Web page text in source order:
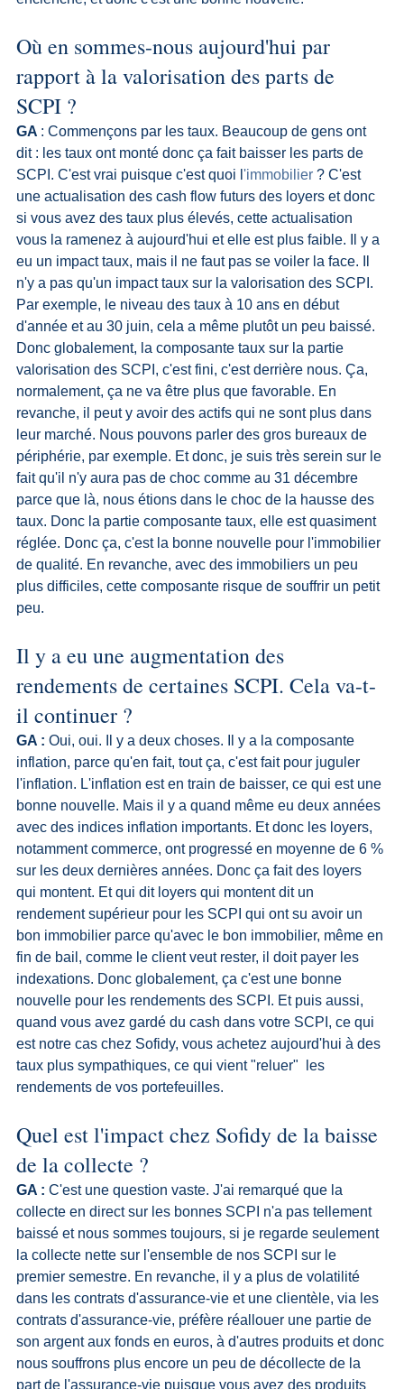
Où en sommes-nous aujourd'hui par
rapport à la valorisation des parts de
SCPI ?
GA : Commençons par les taux. Beaucoup de gens ont
dit : les taux ont monté donc ça fait baisser les parts de
SCPI. C'est vrai puisque c'est quoi l 'immobilier ? C'est
une actualisation des cash flow futurs des loyers et donc
si vous avez des taux plus élevés, cette actualisation
vous la ramenez à aujourd'hui et elle est plus faible. Il y a
eu un impact taux, mais il ne faut pas se voiler la face. Il
n'y a pas qu'un impact taux sur la valorisation des SCPI.
Par exemple, le niveau des taux à 10 ans en début
d'année et au 30 juin, cela a même plutôt un peu baissé.
Donc globalement, la composante taux sur la partie
valorisation des SCPI, c'est fini, c'est derrière nous. Ça,
normalement, ça ne va être plus que favorable. En
revanche, il peut y avoir des actifs qui ne sont plus dans
leur marché. Nous pouvons parler des gros bureaux de
périphérie, par exemple. Et donc, je suis très serein sur le
fait qu'il n'y aura pas de choc comme au 31 décembre
parce que là, nous étions dans le choc de la hausse des
taux. Donc la partie composante taux, elle est quasiment
réglée. Donc ça, c'est la bonne nouvelle pour l'immobilier
de qualité. En revanche, avec des immobiliers un peu
plus difficiles, cette composante risque de souffrir un petit
peu.
Il y a eu une augmentation des
rendements de certaines SCPI. Cela va-t-
il continuer ?
GA : Oui, oui. Il y a deux choses. Il y a la composante
inflation, parce qu'en fait, tout ça, c'est fait pour juguler
l'inflation. L'inflation est en train de baisser, ce qui est une
bonne nouvelle. Mais il y a quand même eu deux années
avec des indices inflation importants. Et donc les loyers,
notamment commerce, ont progressé en moyenne de 6 %
sur les deux dernières années. Donc ça fait des loyers
qui montent. Et qui dit loyers qui montent dit un
rendement supérieur pour les SCPI qui ont su avoir un
bon immobilier parce qu'avec le bon immobilier, même en
fin de bail, comme le client veut rester, il doit payer les
indexations. Donc globalement, ça c'est une bonne
nouvelle pour les rendements des SCPI. Et puis aussi,
quand vous avez gardé du cash dans votre SCPI, ce qui
est notre cas chez Sofidy, vous achetez aujourd'hui à des
taux plus sympathiques, ce qui vient "reluer"  les
rendements de vos portefeuilles.
Quel est l'impact chez Sofidy de la baisse
de la collecte ?
GA : C'est une question vaste. J'ai remarqué que la
collecte en direct sur les bonnes SCPI n'a pas tellement
baissé et nous sommes toujours, si je regarde seulement
la collecte nette sur l'ensemble de nos SCPI sur le
premier semestre. En revanche, il y a plus de volatilité
dans les contrats d'assurance-vie et une clientèle, via les
contrats d'assurance-vie, préfère réallouer une partie de
son argent aux fonds en euros, à d'autres produits et donc
nous souffrons plus encore un peu de décollecte de la
part de l'assurance-vie puisque vous avez des produits